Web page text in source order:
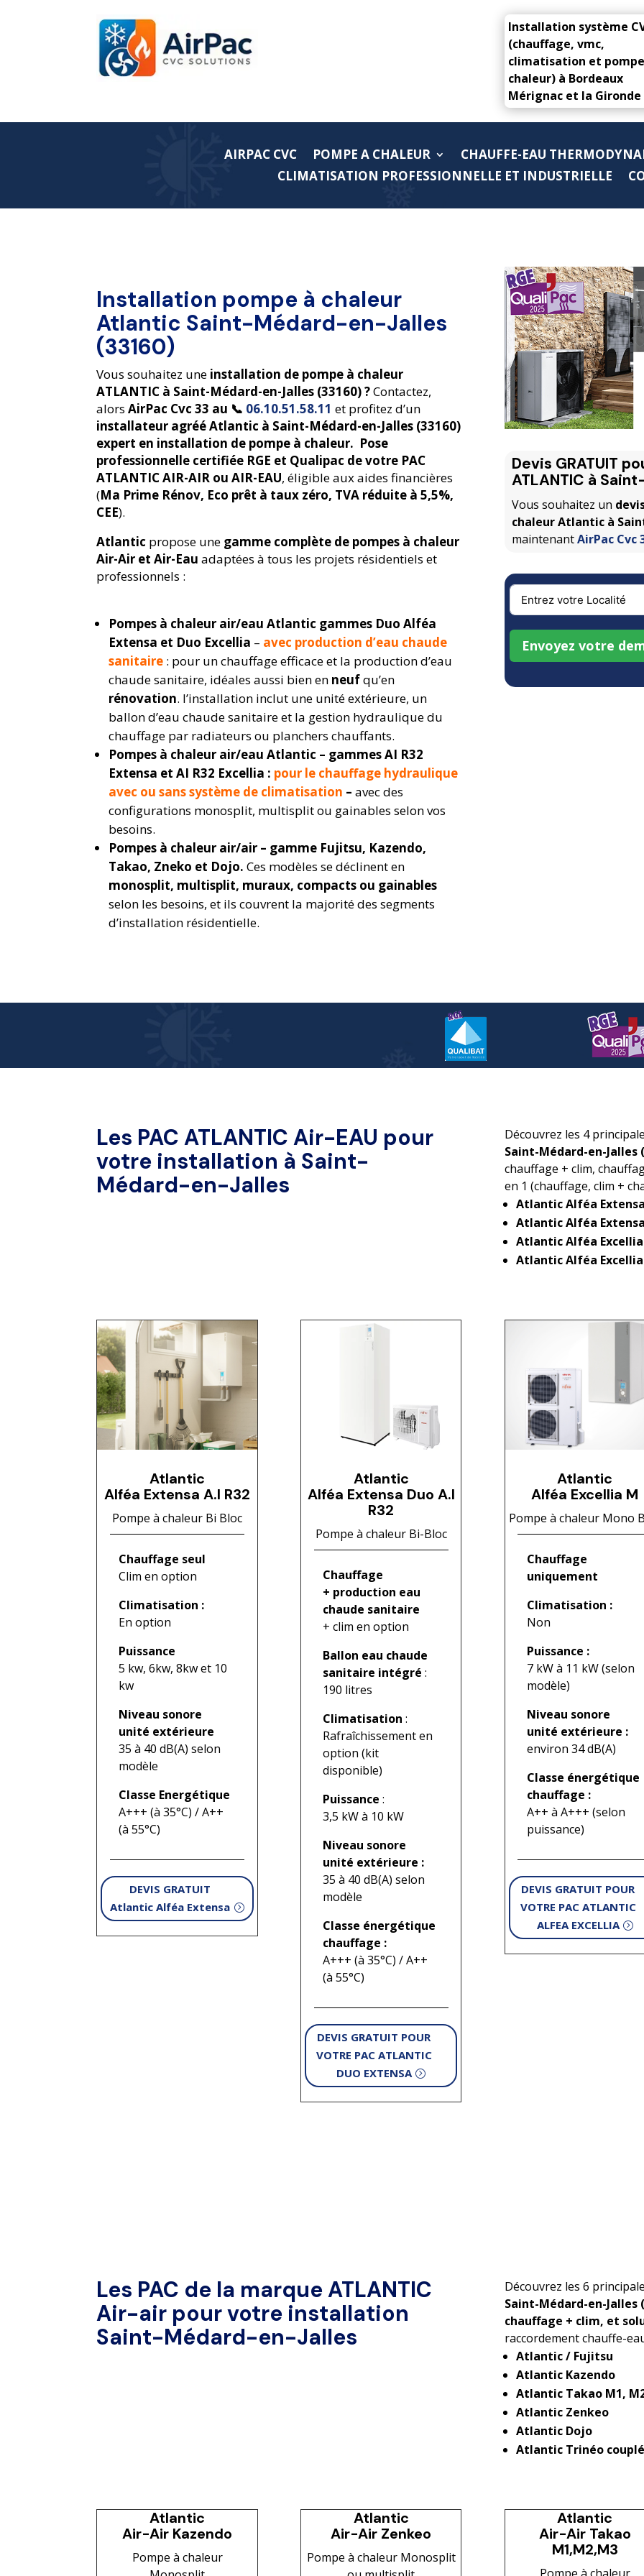
Installation système
(chauffage, vmc,
climatisation et
chaleur) à Bordeaux
Mérignac et la Gironde
AIRPAC CVC POMPE A CHALEUR CHAUFFE-EAU
CLIMATISATION PROFESSIONNELLE ET INDUSTRIELLE
Installation pompe à chaleur
Atlantic Saint-Médard-en-Jalles
(33160)
Vous souhaitez une installation de pompe à chaleur
ATLANTIC à Saint-Médard-en-Jalles (33160) ?Contactez,
alorsAirPac Cvc 33 au 📞 06.10.51.58.11et profitez d’un
installateur agréé Atlantic à Saint-Médard-en-Jalles (33160)
expert en installation de pompe à chaleur. Pose
professionnelle certifiée RGE et Qualipac de votre PAC
ATLANTIC AIR-AIR ou AIR-EAU, éligible aux aides financières
(Ma Prime Rénov, Eco prêt à taux zéro, TVA réduite à 5,5%,
CEE).
Atlantic propose une gamme complète de pompes à chaleur
Air-Air et Air-Eau adaptées à tous les projets résidentiels et
professionnels :
Pompes à chaleur air/eau Atlantic gammes Duo Alféa
Extensa et Duo Excellia – avec production d’eau chaude
sanitaire : pour un chauffage efficace et la production d’eau
chaude sanitaire, idéales aussi bien en neufqu’en
rénovation. l’installation inclut une unité extérieure, un
ballon d’eau chaude sanitaire et la gestion hydraulique du
chauffage par radiateurs ou planchers chauffants.
Pompes à chaleur air/eau Atlantic – gammes AI R32
Extensa et AI R32 Excellia : pour le chauffage hydraulique
avec ou sans système de climatisation –avec des
configurations monosplit, multisplit ou gainables selon vos
besoins.
Pompes à chaleur air/air – gamme Fujitsu, Kazendo,
Takao, Zneko et Dojo.Ces modèles se déclinent en
monosplit, multisplit, muraux, compacts ou gainables
selon les besoins, et ils couvrent la majorité des segments
d’installation résidentielle.
Devis GRATUIT
ATLANTIC à
Vous souhaitez un
chaleur Atlantic à
maintenantAirPac Cvc
Envoyez votre
Les PAC ATLANTIC Air-EAU pour
votre installation à Saint-
Médard-en-Jalles
Découvrez les 4
Saint-Médard-en-Jalles
chauffage + clim,
en 1 (chauffage, clim +
Atlantic Alféa Extensa
Atlantic Alféa Extensa
Atlantic Alféa
Atlantic Alféa Excellia
Atlantic
Alféa Extensa A.I R32
Pompe à chaleur Bi Bloc
Chauffage seul
Clim en option
Climatisation :
En option
Puissance
5 kw, 6kw, 8kw et 10
kw
Niveau sonore
unité extérieure
35 à 40 dB(A) selon
modèle
Classe Energétique
A+++ (à 35°C) / A++
(à 55°C)
DEVIS GRATUIT
Atlantic Alféa Extensa
Atlantic
Alféa Extensa Duo A.I
R32
Pompe à chaleur Bi-Bloc
Chauffage
+ production eau
chaude sanitaire
+ clim en option
Ballon eau chaude
sanitaire intégré :
190 litres
Climatisation :
Rafraîchissement en
option (kit
disponible)
Puissance :
3,5 kW à 10 kW
Niveau sonore
unité extérieure :
35 à 40 dB(A) selon
modèle
Classe énergétique
chauffage :
A+++ (à 35°C) / A++
(à 55°C)
DEVIS GRATUIT POUR
VOTRE PAC ATLANTIC
DUO EXTENSA
Atlantic
Alféa Excellia M
Pompe à chaleur Mono
Chauffage
uniquement
Climatisation :
Non
Puissance :
7 kW à 11 kW (selon
modèle)
Niveau sonore
unité extérieure :
environ 34 dB(A)
Classe énergétique
chauffage :
A++ à A+++ (selon
puissance)
DEVIS GRATUIT POUR
VOTRE PAC ATLANTIC
ALFEA EXCELLIA
Les PAC de la marque ATLANTIC
Air-air pour votre installation
Saint-Médard-en-Jalles
Découvrez les 6
Saint-Médard-en-Jalles
chauffage + clim, et
raccordement chauffe-
Atlantic / Fujitsu
Atlantic Kazendo
Atlantic Takao M1,
Atlantic Zenkeo
Atlantic Dojo
Atlantic Trinéo
Atlantic
Air-Air Kazendo
Pompe à chaleur
Atlantic
Air-Air Zenkeo
Pompe à chaleur Monosplit
Atlantic
Air-Air Takao
M1,M2,M3